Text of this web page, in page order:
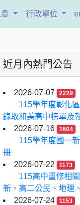
行政單位
近月內熱門公告
2026-07-07 2229
115學年度彰化
錄取和美高中榜單及
2026-07-16
1604
115學年度國一
冊
2026-07-22
1173
115高中重修相
新，高二公民、地理
2026-07-24
1153